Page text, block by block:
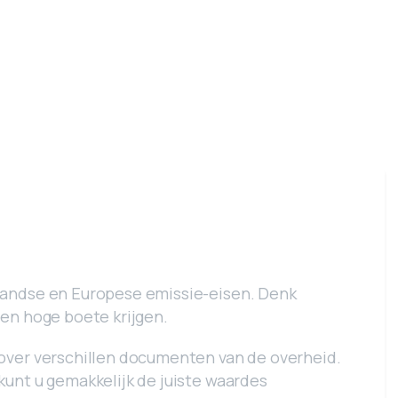
en Europese emissie-eisen. Denk
hoge boete krijgen.
verschillen documenten van de overheid.
u gemakkelijk de juiste waardes